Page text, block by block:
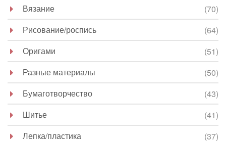
Вязание
(70)
Рисование/роспись
(64)
Оригами
(51)
Разные материалы
(50)
Бумаготворчество
(43)
Шитье
(41)
Лепка/пластика
(37)